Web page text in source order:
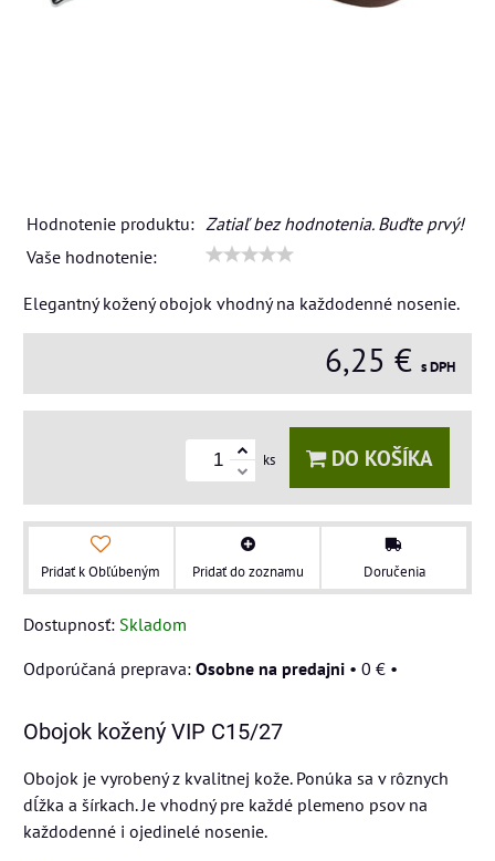
Hodnotenie produktu: Zatiaľ bez hodnotenia. Buďte prvý!
Vaše hodnotenie:
Elegantný kožený obojok vhodný na každodenné nosenie.
6,25 € s DPH
ks DO KOŠÍKA
Pridať k Obľúbeným Pridať do zoznamu Doručenia
Dostupnosť: Skladom
Osobne na predajni • 0 € •
Obojok kožený VIP C15/27
Obojok je vyrobený z kvalitnej kože. Ponúka sa v rôznych
dĺžka a šírkach. Je vhodný pre každé plemeno psov na
každodenné i ojedinelé nosenie.